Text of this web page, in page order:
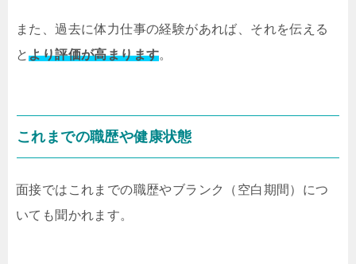
また、過去に体力仕事の経験があれば、それを伝える
とより評価が高まります。
これまでの職歴や健康状態
面接ではこれまでの職歴やブランク（空白期間）につ
いても聞かれます。